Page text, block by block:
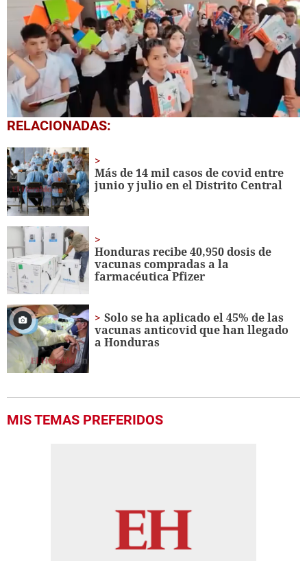
0
of
minute,
56
seconds
RELACIONADAS:
Más de 14 mil casos de covid entre
junio y julio en el Distrito Central
Honduras recibe 40,950 dosis de
vacunas compradas a la
farmacéutica Pfizer
Solo se ha aplicado el 45% de las
vacunas anticovid que han llegado
a Honduras
MIS TEMAS PREFERIDOS